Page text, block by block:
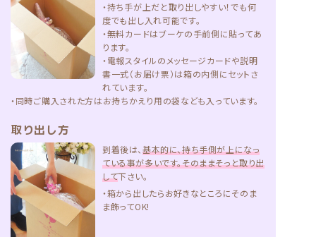
・持ち手が上だと取り出しやすい！でも何
度でも出し入れ可能です。
・無料カードはブーケの手前側に貼ってあ
ります。
・電報スタイルのメッセージカードや説明
書一式（お届け票）は箱の内側にセットさ
れています。
・同時ご購入された方はお持ちかえり用の袋なども入っています。
取り出し方
到着後は、基本的に、持ち手側が上になっ
ている事が多いです。そのままそっと取り出
して下さい。
・箱から出したらお好きなところにそのま
ま飾ってOK!